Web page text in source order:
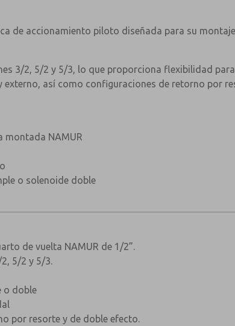
Placa de cambio
<
Caudal (a 6 bar
de accionamiento piloto diseñada para su
3/2, 5/2 y 5/3, lo que proporciona flexibilidad
así como configuraciones de retorno por
montada NAMUR
o solenoide doble
de vuelta NAMUR de 1/2”.
5/2 y 5/3.
o doble
por resorte y de doble efecto.